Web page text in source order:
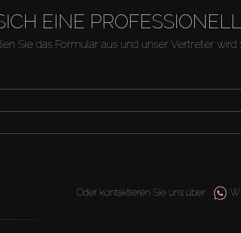
EINE
Sie das Formular aus und unser Vertreter
Oder kontaktieren Sie uns über